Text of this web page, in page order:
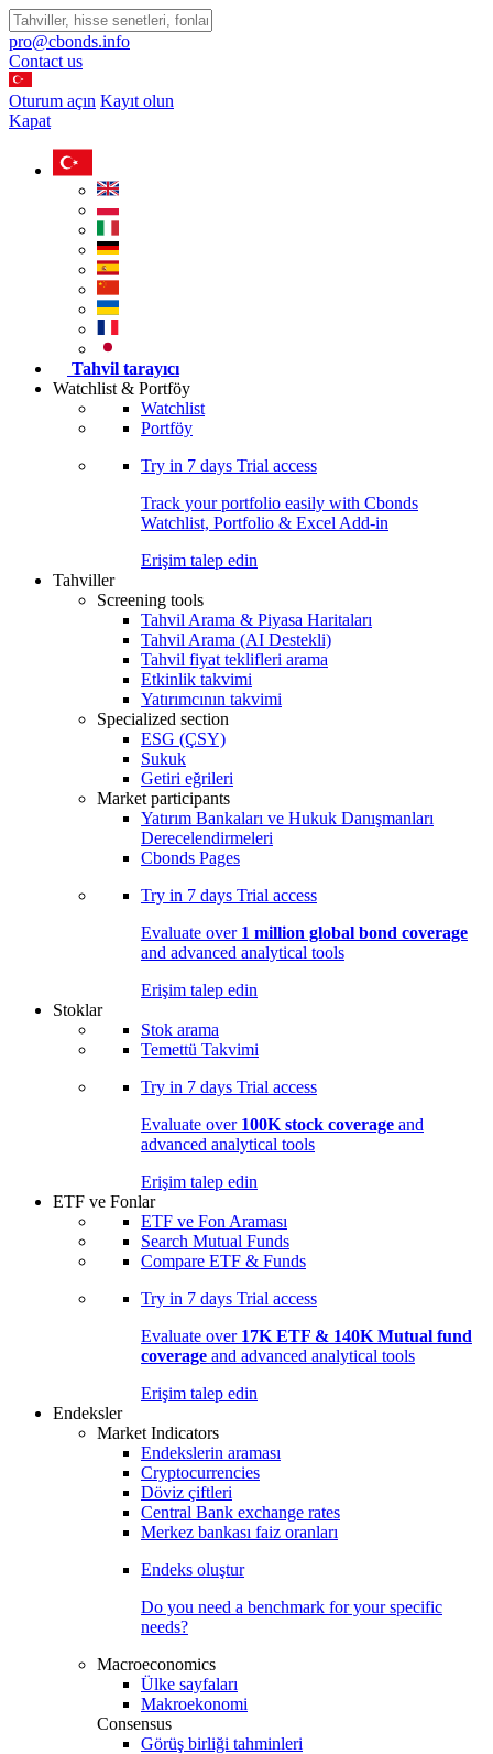
pro@cbonds.info
Contact us
Oturum açın Kayıt olun
Kapat
Tahvil tarayıcı
Watchlist & Portföy
Watchlist
Portföy
Try in 7 days Trial access
Track your portfolio easily with Cbonds
Watchlist, Portfolio & Excel Add-in
Erişim talep edin
Tahviller
Screening tools
Tahvil Arama & Piyasa Haritaları
Tahvil Arama (AI Destekli)
Tahvil fiyat teklifleri arama
Etkinlik takvimi
Yatırımcının takvimi
Specialized section
ESG (ÇSY)
Sukuk
Getiri eğrileri
Market participants
Yatırım Bankaları ve Hukuk Danışmanları
Derecelendirmeleri
Cbonds Pages
Try in 7 days Trial access
Evaluate over 1 million global bond coverage
and advanced analytical tools
Erişim talep edin
Stoklar
Stok arama
Temettü Takvimi
Try in 7 days Trial access
Evaluate over 100K stock coverage and
advanced analytical tools
Erişim talep edin
ETF ve Fonlar
ETF ve Fon Araması
Search Mutual Funds
Compare ETF & Funds
Try in 7 days Trial access
Evaluate over 17K ETF & 140K Mutual fund
coverage and advanced analytical tools
Erişim talep edin
Endeksler
Market Indicators
Endekslerin araması
Cryptocurrencies
Döviz çiftleri
Central Bank exchange rates
Merkez bankası faiz oranları
Endeks oluştur
Do you need a benchmark for your specific
needs?
Macroeconomics
Ülke sayfaları
Makroekonomi
Consensus
Görüş birliği tahminleri